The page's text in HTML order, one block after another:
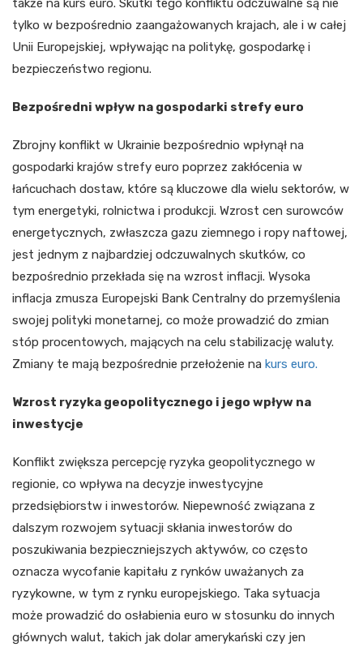
także na kurs euro. Skutki tego konfliktu odczuwalne są nie
tylko w bezpośrednio zaangażowanych krajach, ale i w całej
Unii Europejskiej, wpływając na politykę, gospodarkę i
bezpieczeństwo regionu.
Bezpośredni wpływ na gospodarki strefy euro
Zbrojny konflikt w Ukrainie bezpośrednio wpłynął na
gospodarki krajów strefy euro poprzez zakłócenia w
łańcuchach dostaw, które są kluczowe dla wielu sektorów, w
tym energetyki, rolnictwa i produkcji. Wzrost cen surowców
energetycznych, zwłaszcza gazu ziemnego i ropy naftowej,
jest jednym z najbardziej odczuwalnych skutków, co
bezpośrednio przekłada się na wzrost inflacji. Wysoka
inflacja zmusza Europejski Bank Centralny do przemyślenia
swojej polityki monetarnej, co może prowadzić do zmian
stóp procentowych, mających na celu stabilizację waluty.
Zmiany te mają bezpośrednie przełożenie na kurs euro.
Wzrost ryzyka geopolitycznego i jego wpływ na
inwestycje
Konflikt zwiększa percepcję ryzyka geopolitycznego w
regionie, co wpływa na decyzje inwestycyjne
przedsiębiorstw i inwestorów. Niepewność związana z
dalszym rozwojem sytuacji skłania inwestorów do
poszukiwania bezpieczniejszych aktywów, co często
oznacza wycofanie kapitału z rynków uważanych za
ryzykowne, w tym z rynku europejskiego. Taka sytuacja
może prowadzić do osłabienia euro w stosunku do innych
głównych walut, takich jak dolar amerykański czy jen